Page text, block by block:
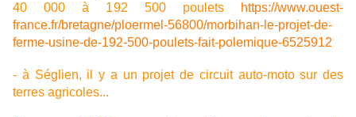
40 000 à 192 500 poulets
https://www.ouest-
france.fr/bretagne/ploermel-56800/morbihan-le-projet-de-
ferme-usine-de-192-500-poulets-fait-polemique-6525912
- à Séglien, il y a un projet de circuit auto-moto sur des
terres agricoles...